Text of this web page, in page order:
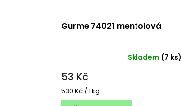
Gurme 74021 mentolová
Skladem (7 ks)
53 Kč
Měrná
cena:
530 Kč / 1 kg